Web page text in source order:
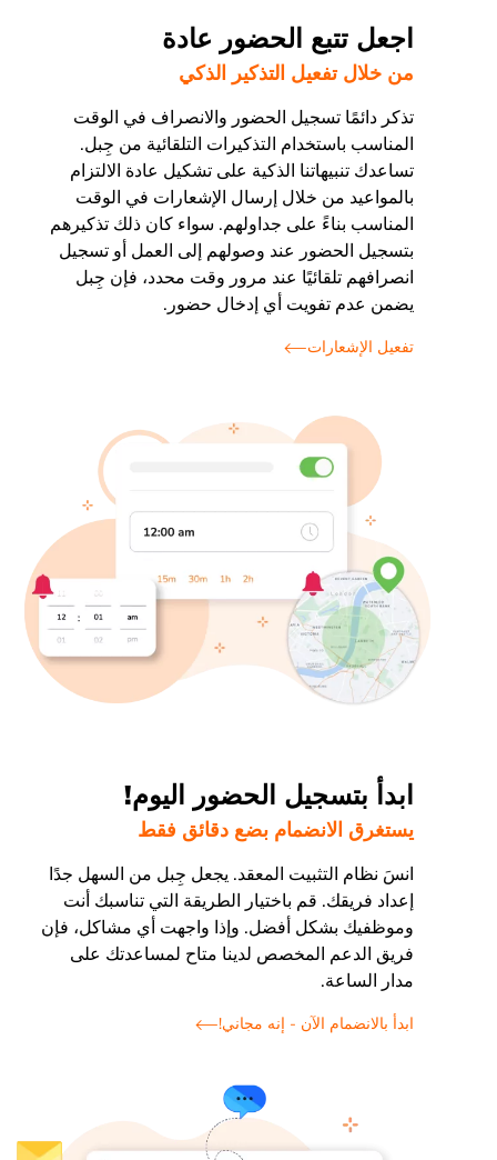
اجعل تتبع الحضور عادة
من خلال تفعيل التذكير الذكي
تذكر دائمًا تسجيل الحضور والانصراف في الوقت
المناسب باستخدام التذكيرات التلقائية من جِبل.
تساعدك تنبيهاتنا الذكية على تشكيل عادة الالتزام
بالمواعيد من خلال إرسال الإشعارات في الوقت
المناسب بناءً على جداولهم. سواء كان ذلك تذكيرهم
بتسجيل الحضور عند وصولهم إلى العمل أو تسجيل
انصرافهم تلقائيًا عند مرور وقت محدد، فإن جِبل
يضمن عدم تفويت أي إدخال حضور.
تفعيل الإشعارات
ابدأ بتسجيل الحضور اليوم!
يستغرق الانضمام بضع دقائق فقط
انسَ نظام التثبيت المعقد. يجعل جِبل من السهل جدًا
إعداد فريقك. قم باختيار الطريقة التي تناسبك أنت
وموظفيك بشكل أفضل. وإذا واجهت أي مشاكل، فإن
فريق الدعم المخصص لدينا متاح لمساعدتك على
مدار الساعة.
ابدأ بالانضمام الآن - إنه مجاني!